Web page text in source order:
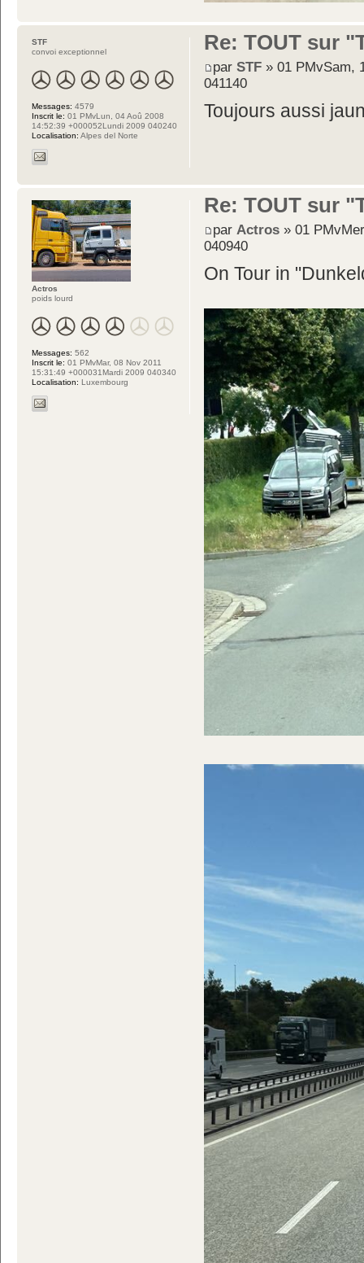
Re: TOUT sur
parSTF » 01 PMvSam,
041140
Toujours aussi
STF
convoi exceptionnel
Messages: 4579
Inscrit le: 01 PMvLun, 04 Aoû 2008
14:52:39 +000052Lundi 2009 040240
Localisation: Alpes del Norte
Re: TOUT sur
par Actros » 01
040940
On Tour in
Actros
poids lourd
Messages: 562
Inscrit le: 01 PMvMar, 08 Nov 2011
15:31:49 +000031Mardi 2009 040340
Localisation: Luxembourg